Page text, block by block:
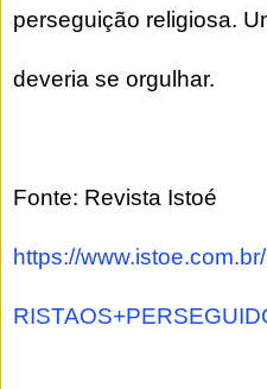
perseguição religiosa.
deveria se orgulhar.
Fonte: Revista Istoé
https://